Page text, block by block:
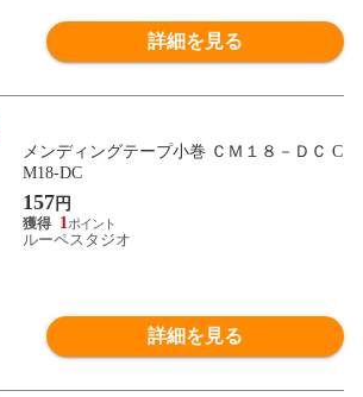
詳細を見る
メンディングテープ小巻 ＣＭ１８－ＤＣ C
M18-DC
157 円
1
ルーペスタジオ
詳細を見る